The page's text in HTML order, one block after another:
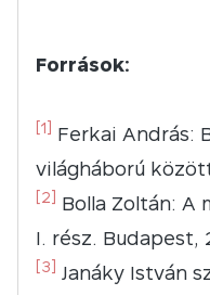
Források:
[1]
Ferkai András:
világháború
[2]
Bolla Zoltán: A
I. rész. Budapest,
[3]
Janáky István